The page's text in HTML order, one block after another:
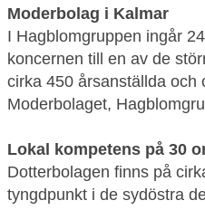
Moderbolag i Kalmar
I Hagblomgruppen ingår
koncernen till en av de
cirka 450 årsanställda och
Moderbolaget,
Lokal kompetens på 30
Dotterbolagen finns på
tyngdpunkt i de sydöstra